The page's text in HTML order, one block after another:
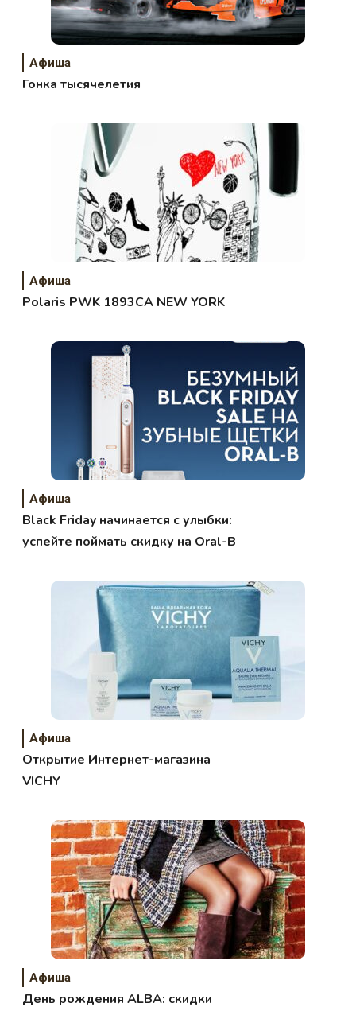
Афиша
Гонка тысячелетия
Афиша
Polaris PWK 1893CA NEW YORK
Афиша
Black Friday начинается с улыбки:
успейте поймать скидку на Oral-B
Афиша
Открытие Интернет-магазина
VICHY
Афиша
День рождения ALBA: скидки